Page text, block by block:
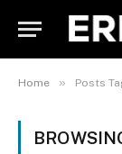
Home » Posts